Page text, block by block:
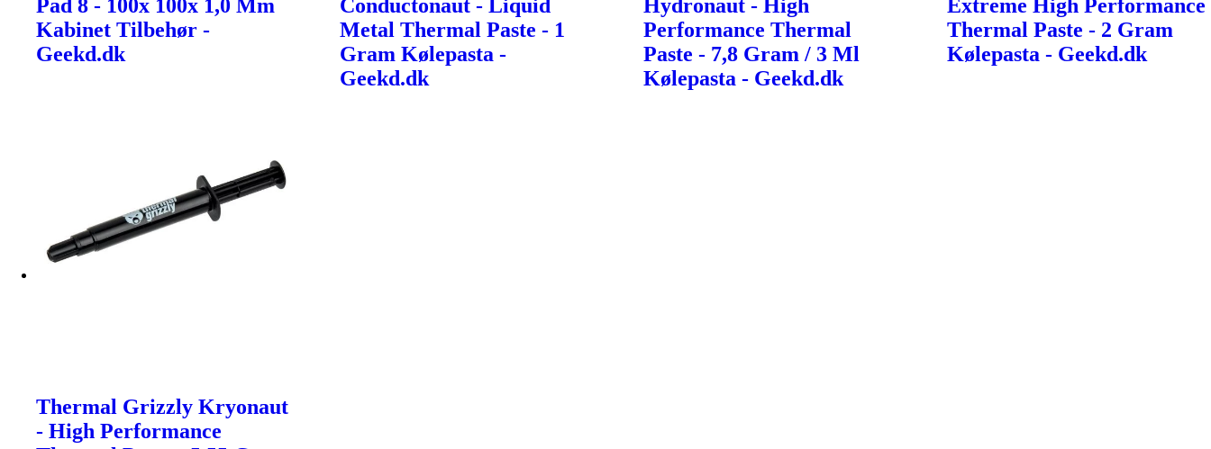
Pad 8 - 100x 100x 1,0 Mm
Kabinet Tilbehør -
Geekd.dk
Conductonaut - Liquid
Metal Thermal Paste - 1
Gram Kølepasta -
Geekd.dk
Hydronaut - High
Performance Thermal
Paste - 7,8 Gram / 3 Ml
Kølepasta - Geekd.dk
Extreme High Performance
Thermal Paste - 2 Gram
Kølepasta - Geekd.dk
Thermal Grizzly Kryonaut
- High Performance